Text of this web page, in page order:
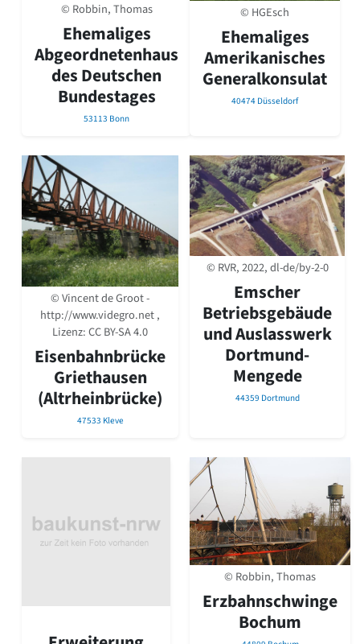
© Robbin, Thomas
Ehemaliges
Abgeordnetenhaus
des Deutschen
Bundestages
53113 Bonn
© HGEsch
Ehemaliges
Amerikanisches
Generalkonsulat
40474 Düsseldorf
© Vincent de Groot -
http://www.videgro.net ,
Lizenz:CC BY-SA 4.0
Eisenbahnbrücke
Griethausen
(Altrheinbrücke)
47533 Kleve
© RVR, 2022, dl-de/by-2-0
Emscher
Betriebsgebäude
und Auslasswerk
Dortmund-
Mengede
44359 Dortmund
© Robbin, Thomas
Erzbahnschwinge
Bochum